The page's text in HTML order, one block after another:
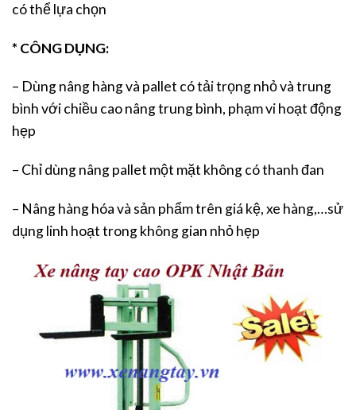
có thể lựa chọn
* CÔNG DỤNG:
– Dùng nâng hàng và pallet có tải trọng nhỏ và trung
bình với chiều cao nâng trung bình, phạm vi hoạt động
hẹp
– Chỉ dùng nâng pallet một mặt không có thanh đan
– Nâng hàng hóa và sản phẩm trên giá kệ, xe hàng,…sử
dụng linh hoạt trong không gian nhỏ hẹp